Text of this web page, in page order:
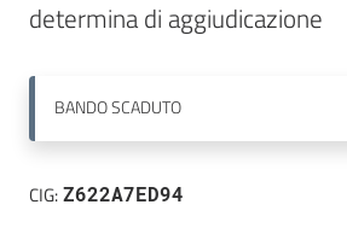
Contatti
BANDOSCADUTO
CIG:Z622A7ED94